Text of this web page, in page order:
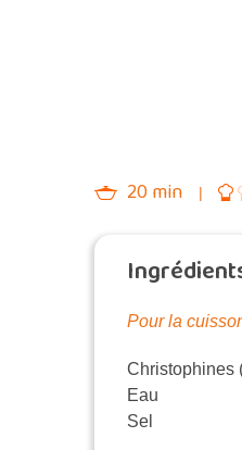
20 min
Pour la
Christophines
Eau
Sel